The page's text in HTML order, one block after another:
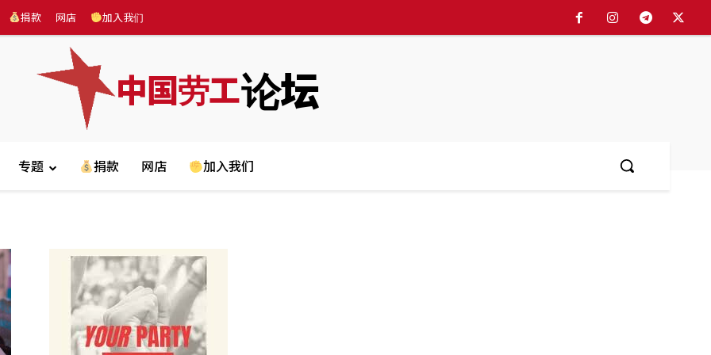
捐款 网店 加入我们
中国劳工论坛
专题 捐款 网店 加入我们